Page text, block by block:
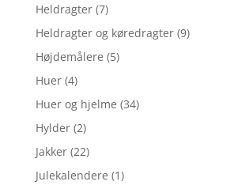
Heldragter (7)
Heldragter og køredragter (9)
Højdemålere (5)
Huer (4)
Huer og hjelme (34)
Hylder (2)
Jakker (22)
Julekalendere (1)